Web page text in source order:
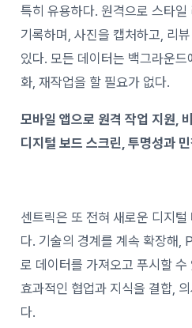
특히 유용하다. 원격으로 스타
기록하며, 사진을 캡처하고, 리
있다. 모든 데이터는 백그라운
화, 재작업을 할 필요가 없다.
모바일 앱으로 원격 작업 지원,
디지털 보드 스크린, 투명성과
센트릭은 또 전혀 새로운 디지
다. 기술의 경계를 계속 확장해,
로 데이터를 가져오고 푸시할
효과적인 협업과 지식을 결합,
다.